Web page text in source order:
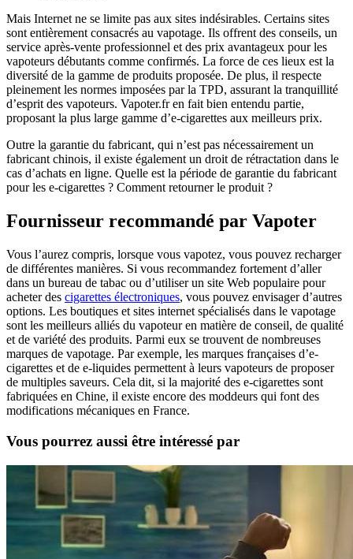
Mais Internet ne se limite pas aux sites indésirables. Certains sites
sont entièrement consacrés au vapotage. Ils offrent des conseils, un
service après-vente professionnel et des prix avantageux pour les
vapoteurs débutants comme confirmés. La force de ces lieux est la
diversité de la gamme de produits proposée. De plus, il respecte
pleinement les normes imposées par la TPD, assurant la tranquillité
d’esprit des vapoteurs. Vapoter.fr en fait bien entendu partie,
proposant la plus large gamme d’e-cigarettes aux meilleurs prix.
Outre la garantie du fabricant, qui n’est pas nécessairement un
fabricant chinois, il existe également un droit de rétractation dans le
cas d’achats en ligne. Quelle est la période de garantie du fabricant
pour les e-cigarettes ? Comment retourner le produit ?
Fournisseur recommandé par Vapoter
Vous l’aurez compris, lorsque vous vapotez, vous pouvez recharger
de différentes manières. Si vous recommandez fortement d’aller
dans un bureau de tabac ou d’utiliser un site Web populaire pour
acheter des cigarettes électroniques, vous pouvez envisager d’autres
options. Les boutiques et sites internet spécialisés dans le vapotage
sont les meilleurs alliés du vapoteur en matière de conseil, de qualité
et de variété des produits. Parmi eux se trouvent de nombreuses
marques de vapotage. Par exemple, les marques françaises d’e-
cigarettes et de e-liquides permettent à leurs vapoteurs de proposer
de multiples saveurs. Cela dit, si la majorité des e-cigarettes sont
fabriquées en Chine, il existe encore des moddeurs qui font des
modifications mécaniques en France.
Vous pourrez aussi être intéressé par